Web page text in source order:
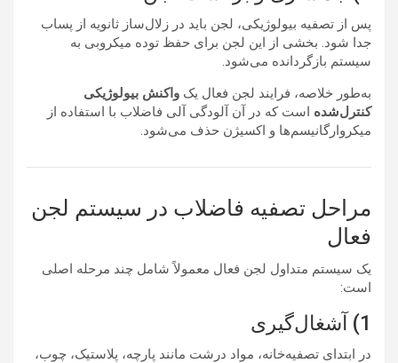
پس از تصفیه بیولوژیکی، لجن باید در زلال‌ساز ثانویه از پساب
جدا شود. بخشی از این لجن برای حفظ توده میکروبی به
سیستم بازگردانده می‌شود.
به‌طور خلاصه، فرایند لجن فعال یک واکنش بیولوژیکی
کنترل‌شده است که در آن آلودگی آلی فاضلاب با استفاده از
میکروارگانیسم‌ها و اکسیژن حذف می‌شود.
مراحل تصفیه فاضلاب در سیستم لجن
فعال
یک سیستم متداول لجن فعال معمولاً شامل چند مرحله اصلی
است:
1) آشغال‌گیری
در ابتدای تصفیه‌خانه، مواد درشت مانند پارچه، پلاستیک، چوب،